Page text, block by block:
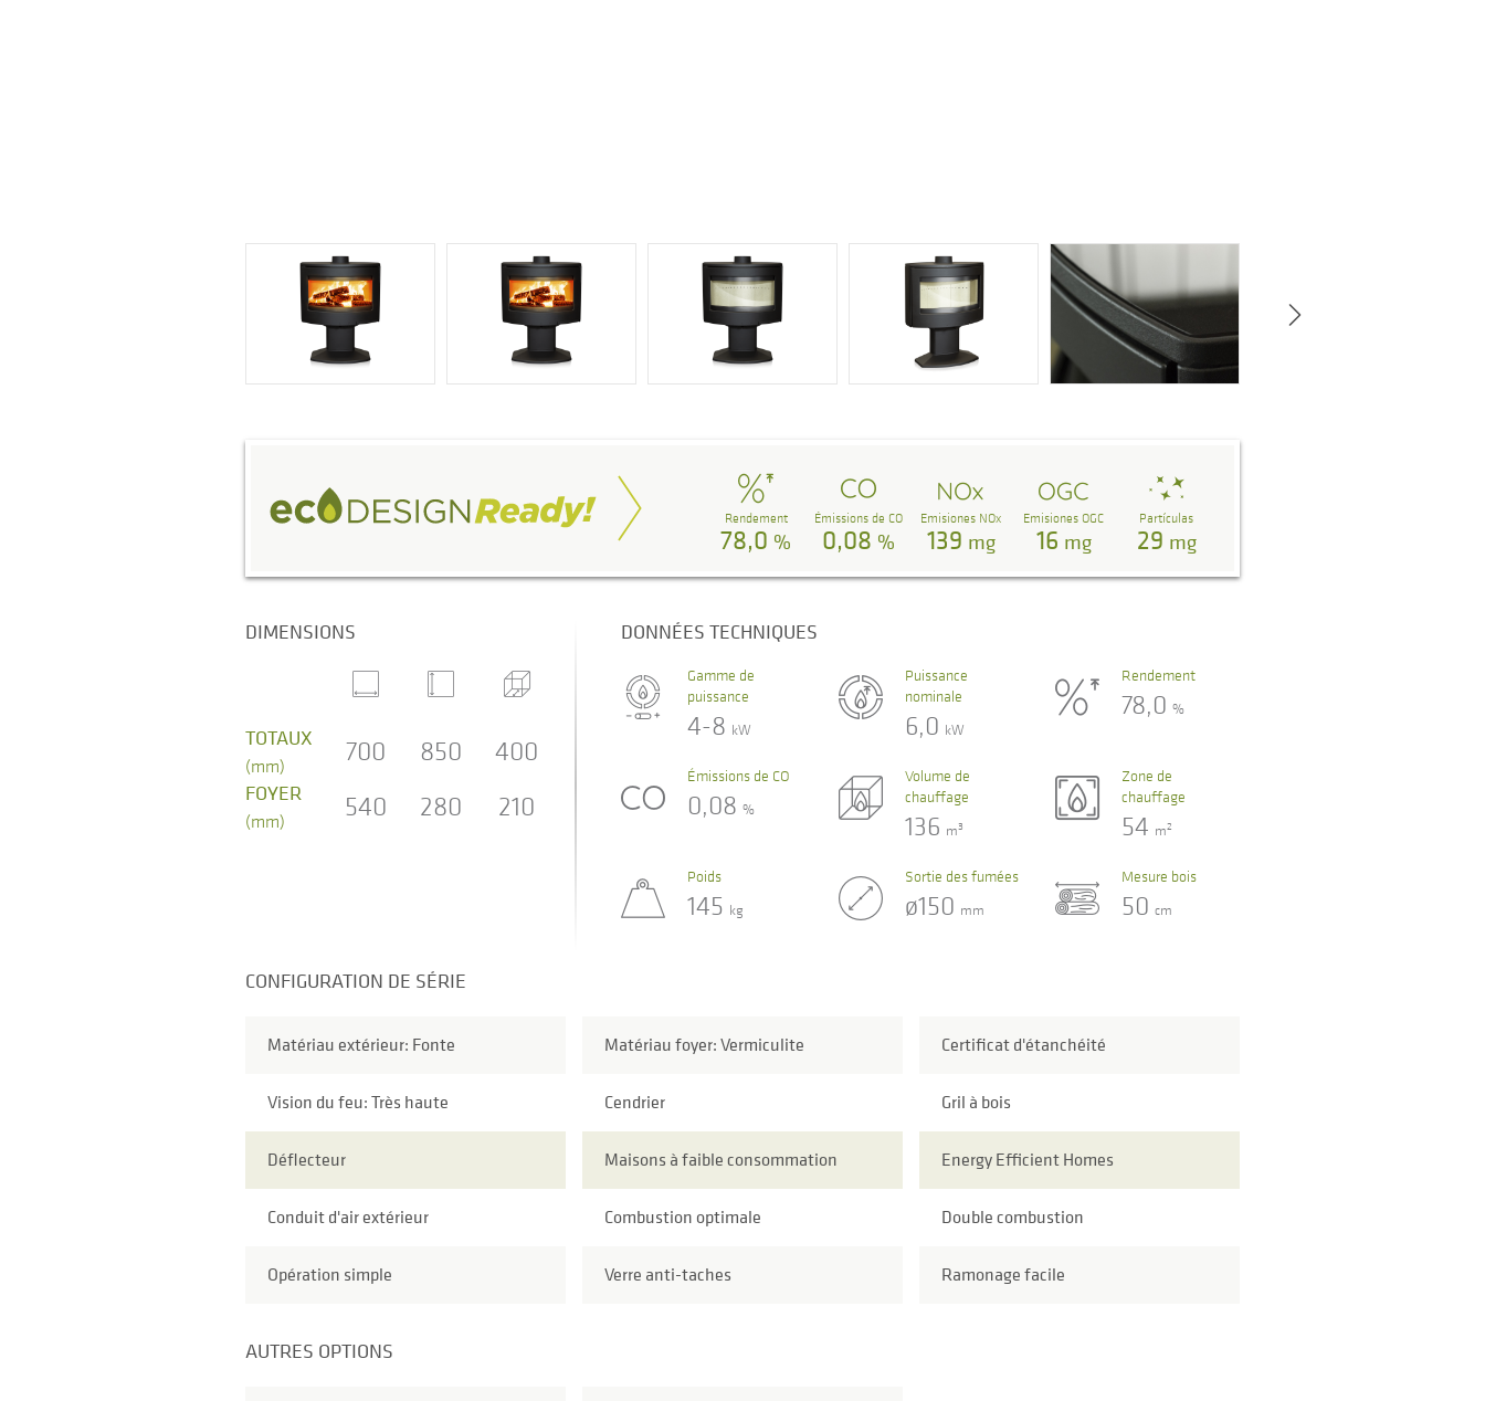
Rendement
78,0 %
Émissions de CO
0,08 %
Emisiones NOx
139 mg
Emisiones OGC
16 mg
Partículas
29 mg
DIMENSIONS
TOTAUX
(mm) 700 850 400
FOYER
(mm) 540 280 210
DONNÉES TECHNIQUES
Gamme de
puissance
4-8 kW
Puissance
nominale
6,0 kW
Rendement
78,0%
Émissions de CO
0,08 %
Volume de
chauffage
136 m3
Zone de
chauffage
54 m2
Poids
145 kg
Sortie des fumées
ø150 mm
Mesure bois
50cm
CONFIGURATION DE SÉRIE
Matériau extérieur: Fonte Matériau foyer: Vermiculite Certificat d'étanchéité
Vision du feu: Très haute Cendrier Gril à bois
Déflecteur Maisons à faible consommation Energy Efficient Homes
Conduit d'air extérieur Combustion optimale Double combustion
Opération simple Verre anti-taches Ramonage facile
AUTRES OPTIONS